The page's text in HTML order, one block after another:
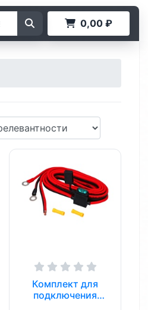
0,00 ₽
Комплект для
подключения